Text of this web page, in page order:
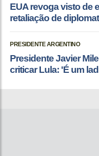
EUA revoga visto de
retaliação de
PRESIDENTE ARGENTINO
Presidente Javier
criticar Lula: 'É um